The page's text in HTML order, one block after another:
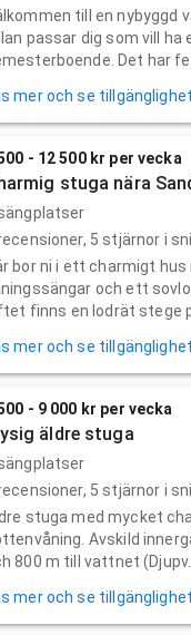
till en nybyggd
passar dig som vill
Det har
mer och se
- 12 500 kr per vecka
stuga nära
5 stjärnor i
bor ni i ett charmigt
och ett
finns en lodrät stege
mer och se
- 9 000 kr per vecka
äldre stuga
5 stjärnor i
stuga med mycket
Avskild
800 m till vattnet (Djupv...
mer och se